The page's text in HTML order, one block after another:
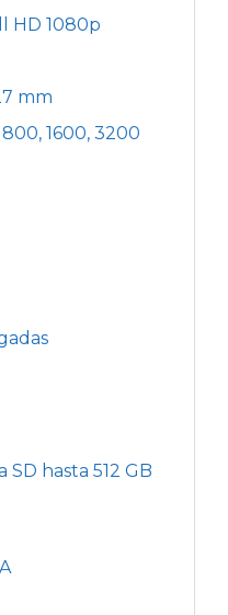
HD 1080p
mm
1600, 3200
hasta 512 GB